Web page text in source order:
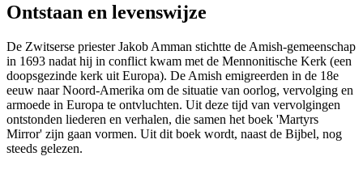
Ontstaan en levenswijze
De Zwitserse priester Jakob Amman stichtte de Amish-gemeenschap
in 1693 nadat hij in conflict kwam met de Mennonitische Kerk (een
doopsgezinde kerk uit Europa). De Amish emigreerden in de 18e
eeuw naar Noord-Amerika om de situatie van oorlog, vervolging en
armoede in Europa te ontvluchten. Uit deze tijd van vervolgingen
ontstonden liederen en verhalen, die samen het boek 'Martyrs
Mirror' zijn gaan vormen. Uit dit boek wordt, naast de Bijbel, nog
steeds gelezen.